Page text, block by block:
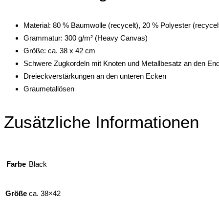
Material: 80 % Baumwolle (recycelt), 20 % Polyester
Grammatur: 300 g/m² (Heavy Canvas)
Größe: ca. 38 x 42 cm
Schwere Zugkordeln mit Knoten und Metallbesatz an den
Dreieckverstärkungen an den unteren Ecken
Graumetallösen
Zusätzliche Informationen
Farbe Black
Größe ca. 38×42